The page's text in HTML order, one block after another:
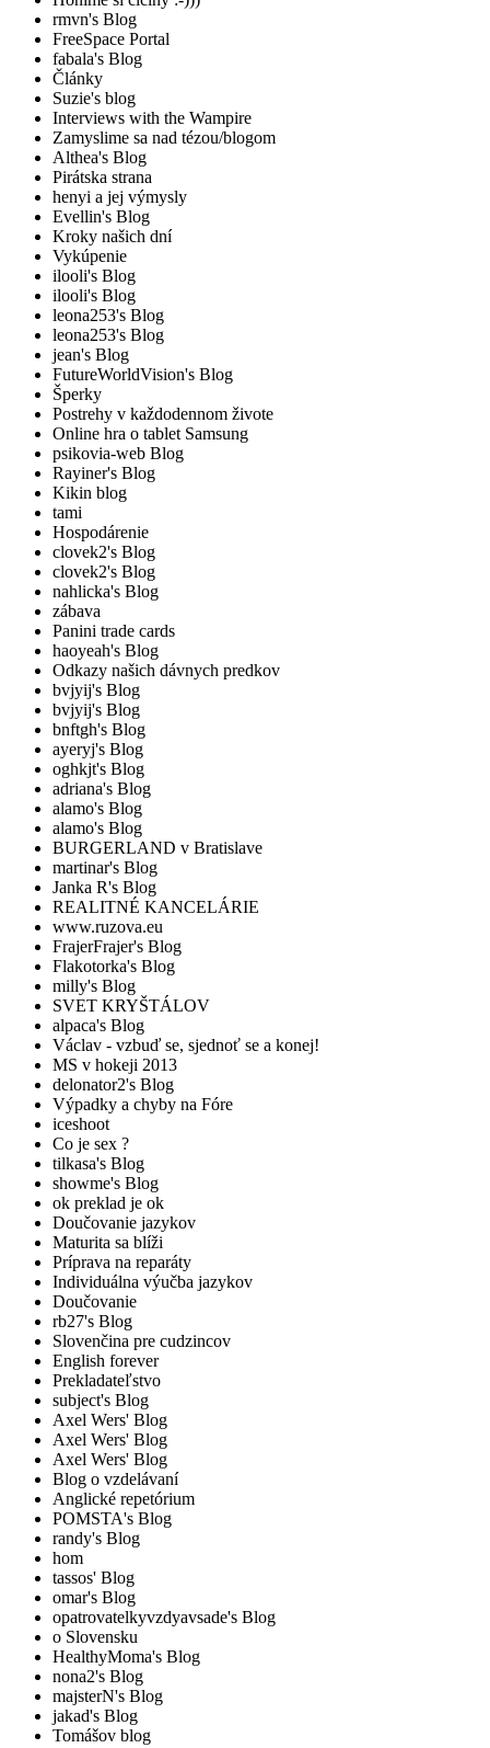
rmvn's Blog
FreeSpace Portal
fabala's Blog
Články
Suzie's blog
Interviews with the Wampire
Zamyslime sa nad tézou/blogom
Althea's Blog
Pirátska strana
henyi a jej výmysly
Evellin's Blog
Kroky našich dní
Vykúpenie
ilooli's Blog
ilooli's Blog
leona253's Blog
leona253's Blog
jean's Blog
FutureWorldVision's Blog
Šperky
Postrehy v každodennom živote
Online hra o tablet Samsung
psikovia-web Blog
Rayiner's Blog
Kikin blog
tami
Hospodárenie
clovek2's Blog
clovek2's Blog
nahlicka's Blog
zábava
Panini trade cards
haoyeah's Blog
Odkazy našich dávnych predkov
bvjyij's Blog
bvjyij's Blog
bnftgh's Blog
ayeryj's Blog
oghkjt's Blog
adriana's Blog
alamo's Blog
alamo's Blog
BURGERLAND v Bratislave
martinar's Blog
Janka R's Blog
REALITNÉ KANCELÁRIE
www.ruzova.eu
FrajerFrajer's Blog
Flakotorka's Blog
milly's Blog
SVET KRYŠTÁLOV
alpaca's Blog
Václav - vzbuď se, sjednoť se a konej!
MS v hokeji 2013
delonator2's Blog
Výpadky a chyby na Fóre
iceshoot
Co je sex ?
tilkasa's Blog
showme's Blog
ok preklad je ok
Doučovanie jazykov
Maturita sa blíži
Príprava na reparáty
Individuálna výučba jazykov
Doučovanie
rb27's Blog
Slovenčina pre cudzincov
English forever
Prekladateľstvo
subject's Blog
Axel Wers' Blog
Axel Wers' Blog
Axel Wers' Blog
Blog o vzdelávaní
Anglické repetórium
POMSTA's Blog
randy's Blog
hom
tassos' Blog
omar's Blog
opatrovatelkyvzdyavsade's Blog
o Slovensku
HealthyMoma's Blog
nona2's Blog
majsterN's Blog
jakad's Blog
Tomášov blog